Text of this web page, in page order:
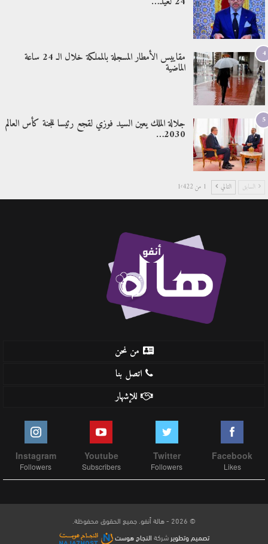
4 مقاييس الأمطار المسجلة بالمملكة خلال الـ 24 ساعة
الماضية
5 جلالة الملك يعين السيد فوزي لقجع رئيسا للجنة كأس العالم
2030…
السابق التالي 1 من 1٬422
من نحن
اتصل بنا
للإشهار
Facebook
Likes
Twitter
Followers
Youtube
Subscribers
Instagram
Followers
© 2026 - هالة أنفو. جميع الحقوق محفوظة.
تصميم وتطويرشركةالنجاح هوست